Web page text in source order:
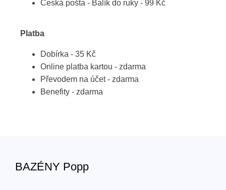
Česká pošta - Balík do ruky - 99 Kč
Platba
Dobírka - 35 Kč
Online platba kartou - zdarma
Převodem na účet - zdarma
Benefity - zdarma
BAZÉNY Popp